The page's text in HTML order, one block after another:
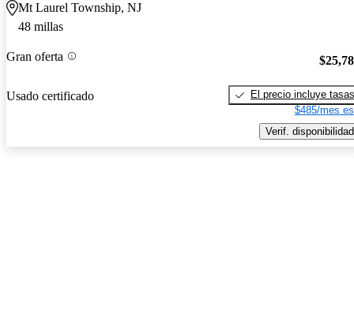
Mt Laurel Township, NJ
48 millas
Gran oferta
Usado certificado
El precio incluye tasas
$485/mes
Verif. disponibilidad